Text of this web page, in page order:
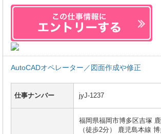
AutoCADオペレーター／図面作成や修正
仕事ナンバー jyJ-1237
福岡県福岡市博多区吉塚
（徒歩2分） 鹿児島本線